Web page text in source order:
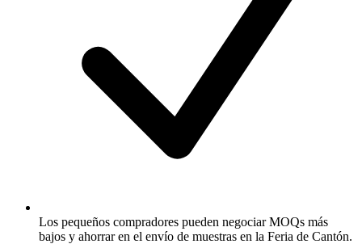
Los pequeños compradores pueden negociar MOQs más
bajos y ahorrar en el envío de muestras en la Feria de Cantón.